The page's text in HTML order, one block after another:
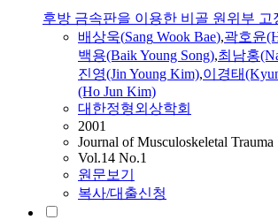
후방 금속판을 이용한 비골 원위부 고
배상욱(Sang Wook Bae),곽호윤
백용(Baik Young Song),최남홍
진영(Jin Young Kim),이경태
(Ho Jun Kim)
대한정형외상학회
2001
Journal of Musculoskeletal Trauma
Vol.14 No.1
원문보기
복사/대출신청